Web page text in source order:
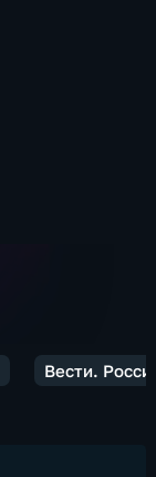
Вести.